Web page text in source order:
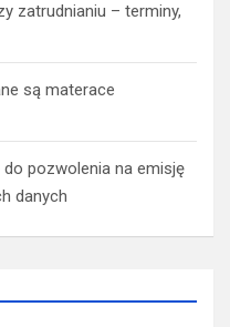
zatrudnianiu – terminy,
są materace
pozwolenia na emisję
danych